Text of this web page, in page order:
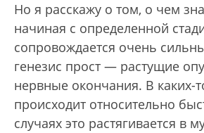
Но я расскажу о том, о чем
начиная с определенной
сопровождается очень
генезис прост — растущие
нервные окончания. В каких-
происходит относительно
случаях это растягивается в